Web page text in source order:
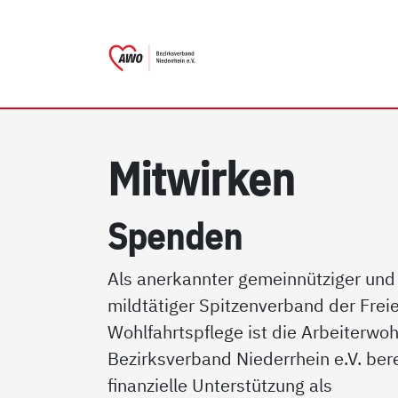
Mit­wir­ken
Spen­den
Als anerkannter gemeinnütziger und
mildtätiger Spitzenverband der
Wohlfahrtspflege ist die
Bezirksverband Niederrhein e.V.
finanzielle Unterstützung als